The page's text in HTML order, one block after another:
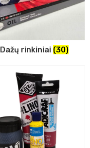
Dažų rinkiniai (30)